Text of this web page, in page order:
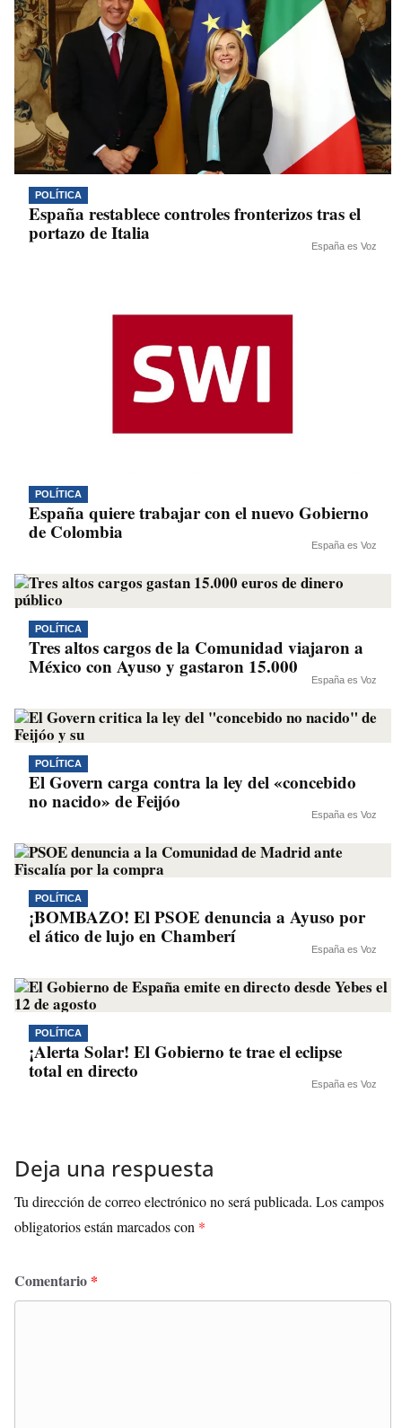
POLÍTICA
España restablece controles fronterizos tras el
portazo de Italia
España es Voz
POLÍTICA
España quiere trabajar con el nuevo Gobierno
de Colombia
España es Voz
POLÍTICA
Tres altos cargos de la Comunidad viajaron a
México con Ayuso y gastaron 15.000
España es Voz
POLÍTICA
El Govern carga contra la ley del «concebido
no nacido» de Feijóo
España es Voz
POLÍTICA
¡BOMBAZO! El PSOE denuncia a Ayuso por
el ático de lujo en Chamberí
España es Voz
POLÍTICA
¡Alerta Solar! El Gobierno te trae el eclipse
total en directo
España es Voz
Deja una respuesta
Tu dirección de correo electrónico no será publicada. Los campos
obligatorios están marcados con *
Comentario *